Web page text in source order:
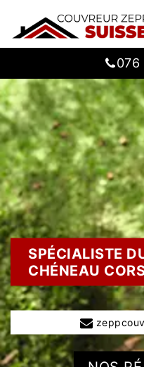
076
SPÉCIALISTE
CHÉNEAU